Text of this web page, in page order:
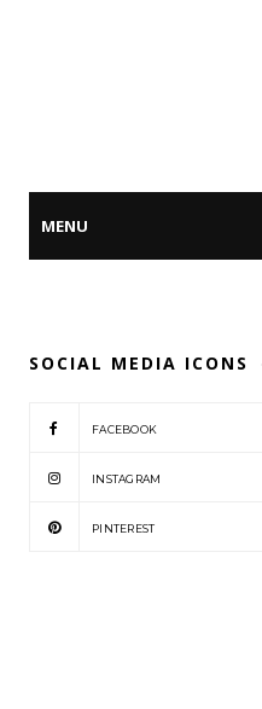
SOCIAL MEDIA ICONS
FACEBOOK
INSTAGRAM
PINTEREST